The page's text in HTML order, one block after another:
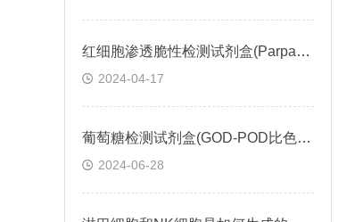
红细胞渗透脆性检测试剂盒(Parpart比色法)操作步骤
2024-04-17
葡萄糖检测试剂盒(GOD-POD比色法)説明书
2024-06-28